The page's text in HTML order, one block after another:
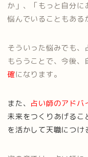
か」、「もっと自分に
悩んでいることもある
そういった悩みでも、
もらうことで、今後、
確になります。
また、 占い師のアドバ
未来をつくりあげるこ
を活かして天職につけ